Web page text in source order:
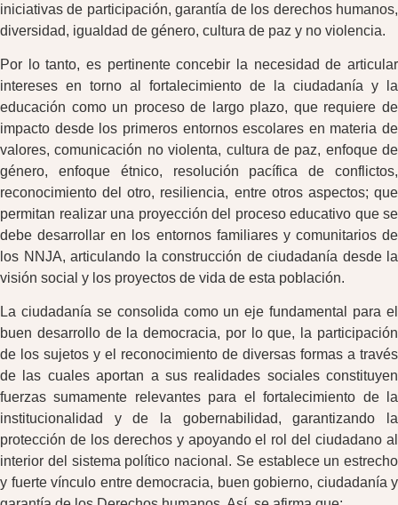
iniciativas de participación, garantía de los derechos humanos,
diversidad, igualdad de género, cultura de paz y no violencia.
Por lo tanto, es pertinente concebir la necesidad de articular
intereses en torno al fortalecimiento de la ciudadanía y la
educación como un proceso de largo plazo, que requiere de
impacto desde los primeros entornos escolares en materia de
valores, comunicación no violenta, cultura de paz, enfoque de
género, enfoque étnico, resolución pacífica de conflictos,
reconocimiento del otro, resiliencia, entre otros aspectos; que
permitan realizar una proyección del proceso educativo que se
debe desarrollar en los entornos familiares y comunitarios de
los NNJA, articulando la construcción de ciudadanía desde la
visión social y los proyectos de vida de esta población.
La ciudadanía se consolida como un eje fundamental para el
buen desarrollo de la democracia, por lo que, la participación
de los sujetos y el reconocimiento de diversas formas a través
de las cuales aportan a sus realidades sociales constituyen
fuerzas sumamente relevantes para el fortalecimiento de la
institucionalidad y de la gobernabilidad, garantizando la
protección de los derechos y apoyando el rol del ciudadano al
interior del sistema político nacional. Se establece un estrecho
y fuerte vínculo entre democracia, buen gobierno, ciudadanía y